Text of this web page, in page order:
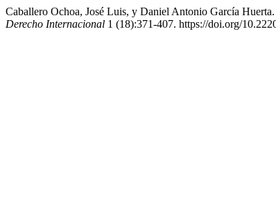
Caballero Ochoa, José Luis, y Daniel Antonio García
Derecho Internacional 1 (18):371-407. https://doi.org/